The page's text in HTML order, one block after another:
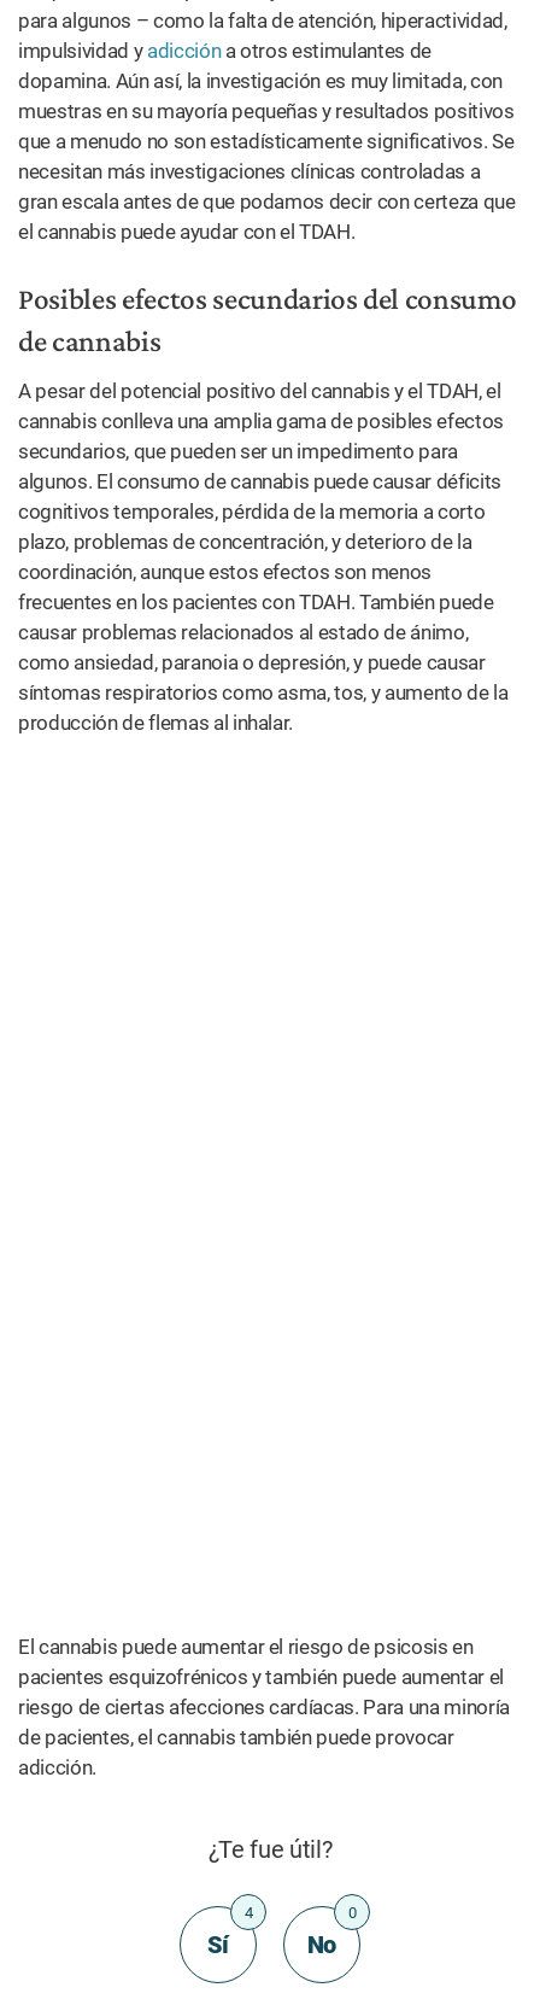
para algunos – como la falta de atención, hiperactividad,
impulsividad y adiccióna otros estimulantes de
dopamina. Aún así, la investigación es muy limitada, con
muestras en su mayoría pequeñas y resultados positivos
que a menudo no son estadísticamente significativos. Se
necesitan más investigaciones clínicas controladas a
gran escala antes de que podamos decir con certeza que
el cannabis puede ayudar con el TDAH.
Posibles efectos secundarios del consumo
de cannabis
A pesar del potencial positivo del cannabis y el TDAH, el
cannabis conlleva una amplia gama de posibles efectos
secundarios, que pueden ser un impedimento para
algunos. El consumo de cannabis puede causar déficits
cognitivos temporales, pérdida de la memoria a corto
plazo, problemas de concentración, y deterioro de la
coordinación, aunque estos efectos son menos
frecuentes en los pacientes con TDAH. También puede
causar problemas relacionados al estado de ánimo,
como ansiedad, paranoia o depresión, y puede causar
síntomas respiratorios como asma, tos, y aumento de la
producción de flemas al inhalar.
El cannabis puede aumentar el riesgo de psicosis en
pacientes esquizofrénicos y también puede aumentar el
riesgo de ciertas afecciones cardíacas. Para una minoría
de pacientes, el cannabis también puede provocar
adicción.
¿Te fue útil?
Sí
4
No
0